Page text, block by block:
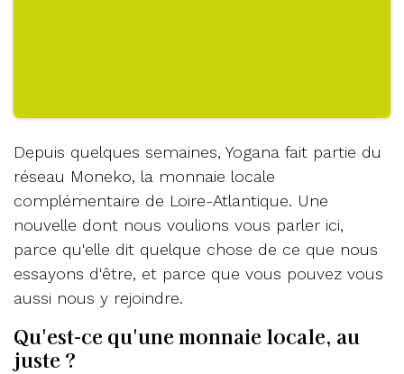
Depuis quelques semaines, Yogana fait partie du
réseau Moneko, la monnaie locale
complémentaire de Loire-Atlantique. Une
nouvelle dont nous voulions vous parler ici,
parce qu'elle dit quelque chose de ce que nous
essayons d'être, et parce que vous pouvez vous
aussi nous y rejoindre.
Qu'est-ce qu'une monnaie locale, au
juste ?